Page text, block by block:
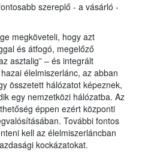
szereplő - a vásárló -
megköveteli, hogy azt
és átfogó, megelőző
asztalig” – és integrált
élelmiszerlánc, az abban
összetett hálózatot képeznek,
egy nemzetközi hálózatba. Az
éppen ezért központi
További fontos
kell az élelmiszerláncban
kockázatokat.